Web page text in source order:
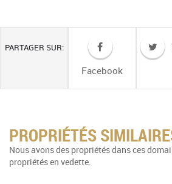
PARTAGER SUR:
Facebook
PROPRIÉTÉS
Nous avons des propriétés dans ces
propriétés en vedette.